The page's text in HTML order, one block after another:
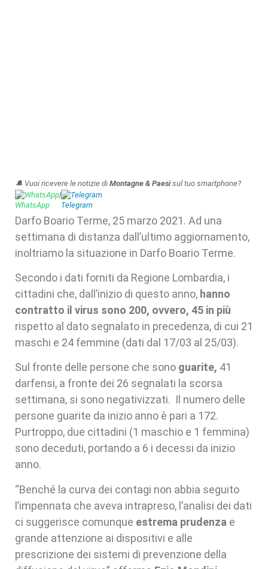
🔔 Vuoi ricevere le notizie di Montagne & Paesisul tuo smartphone?
WhatsApp| Telegram
Darfo Boario Terme, 25 marzo 2021. Ad una
settimana di distanza dall’ultimo aggiornamento,
inoltriamo la situazione in Darfo Boario Terme.
Secondo i dati forniti da Regione Lombardia, i
cittadini che, dall’inizio di questo anno, hanno
contratto il virus sono 200, ovvero, 45 in più
rispetto al dato segnalato in precedenza, di cui 21
maschi e 24 femmine (dati dal 17/03 al 25/03).
Sul fronte delle persone che sono guarite, 41
darfensi, a fronte dei 26 segnalati la scorsa
settimana, si sono negativizzati. Il numero delle
persone guarite da inizio anno è pari a 172.
Purtroppo, due cittadini (1 maschio e 1 femmina)
sono deceduti, portando a 6 i decessi da inizio
anno.
“Benché la curva dei contagi non abbia seguito
l’impennata che aveva intrapreso, l’analisi dei dati
ci suggerisce comunque estrema prudenza e
grande attenzione ai dispositivi e alle
prescrizione dei sistemi di prevenzione della